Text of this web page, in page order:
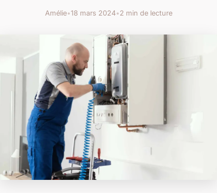
Amélie•18 mars 2024•2 min de lecture